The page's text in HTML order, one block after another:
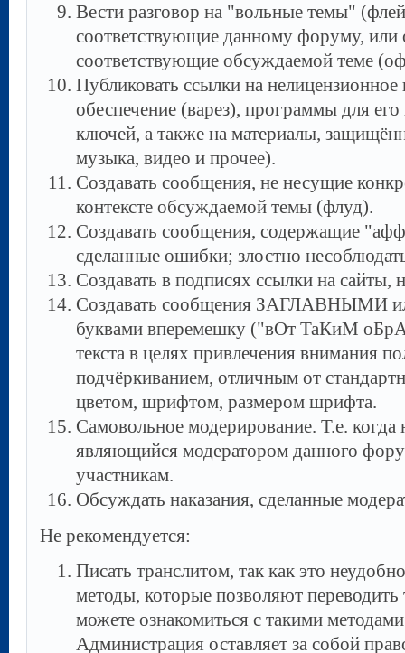
Вести разговор на "вольные темы"
соответствующие данному форуму, или
соответствующие обсуждаемой теме
Публиковать ссылки на
обеспечение (варез), программы для
ключей, а также на материалы,
музыка, видео и прочее).
Создавать сообщения, не несущие
контексте обсуждаемой темы (флуд).
Создавать сообщения, содержащие
сделанные ошибки; злостно
Создавать в подписях ссылки на
Cоздавать сообщения ЗАГЛАВНЫМИ
буквами вперемешку ("вОт ТаКиМ
текста в целях привлечения
подчёркиванием, отличным от
цветом, шрифтом, размером шрифта.
Самовольное модерирование. Т.е.
являющийся модератором данного
участникам.
Обсуждать наказания, сделанные
Не рекомендуется:
Писать транслитом, так как это
методы, которые позволяют
можете ознакомиться с такими
Администрация оставляет за собой